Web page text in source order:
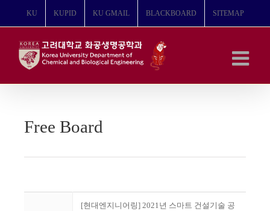
뛰
KU KUPID KU GMAIL BLACKBOARD SITEMAP
Free Board
[현대엔지니어링] 2021년 스마트 건설기술 공